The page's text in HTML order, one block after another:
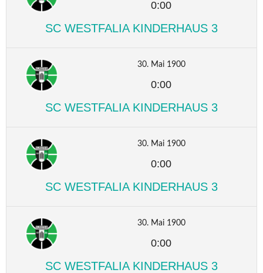
0:00
SC WESTFALIA KINDERHAUS 3
30. Mai 1900
0:00
SC WESTFALIA KINDERHAUS 3
30. Mai 1900
0:00
SC WESTFALIA KINDERHAUS 3
30. Mai 1900
0:00
SC WESTFALIA KINDERHAUS 3